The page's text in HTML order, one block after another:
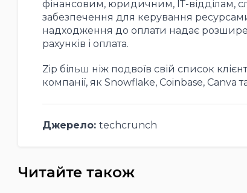
фінансовим, юридичним, ІТ-відділам,
забезпечення для керування
надходження до оплати надає
рахунків і оплата.
Zip більш ніж подвоїв свій список
компанії, як Snowflake, Coinbase, Canva
Джерело: techcrunch
Читайте також